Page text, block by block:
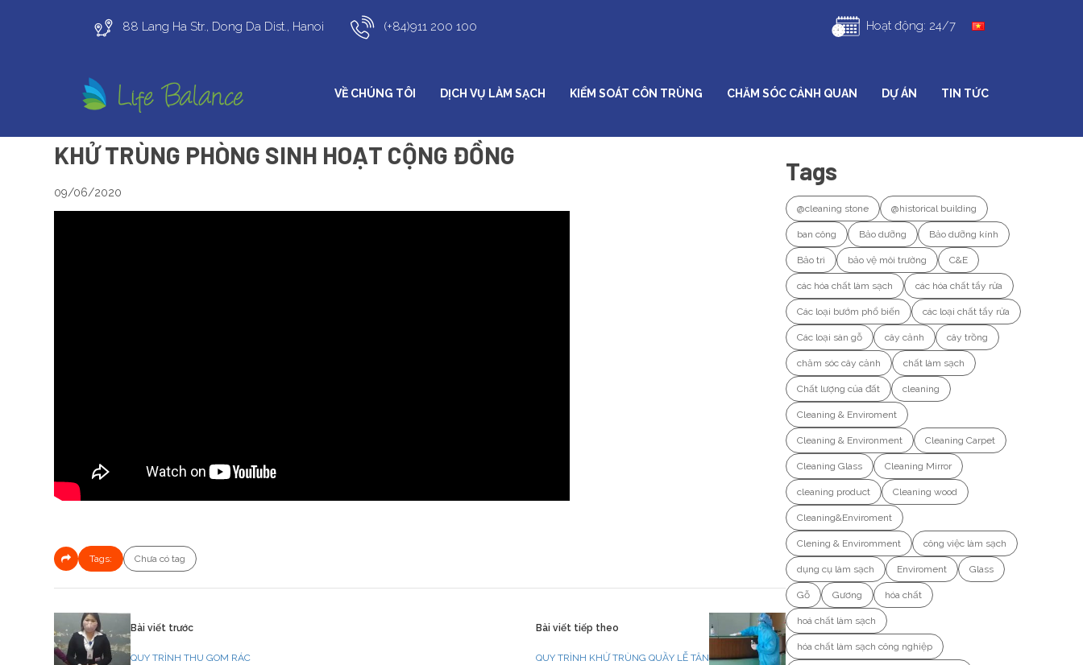
88 Lang Ha Str., Dong Da Dist., Hanoi (+84)911 200 100 Hoạt động: 24/7
VỀ CHÚNG TÔI DỊCH VỤ LÀM SẠCH KIỂM SOÁT CÔN TRÙNG CHĂM SÓC CẢNH QUAN DỰ ÁN TIN TỨC
KHỬ TRÙNG PHÒNG SINH HOẠT CỘNG ĐỒNG
09/06/2020
Tags: Chưa có tag
Bài viết trước
QUY TRÌNH THU GOM RÁC
Bài viết tiếp theo
QUY TRÌNH KHỬ TRÙNG QUẦY LỄ TÂN
Tags
@cleaning stone @historical building
ban công Bảo dưỡng Bảo dưỡng kính
Bảo trì bảo vệ môi trường C&E
các hóa chất làm sạch các hóa chất tẩy rửa
Các loại bướm phổ biến các loại chất tẩy rửa
Các loại sàn gỗ cây cảnh cây trồng
chăm sóc cây cảnh chất làm sạch
Chất lượng của đất cleaning
Cleaning & Enviroment
Cleaning & Environment Cleaning Carpet
Cleaning Glass Cleaning Mirror
cleaning product Cleaning wood
Cleaning&Enviroment
Clening & Enviromment công việc làm sạch
dụng cụ làm sạch Enviroment Glass
Gỗ Gương hóa chất
hoá chất làm sạch
hóa chất làm sạch công nghiệp